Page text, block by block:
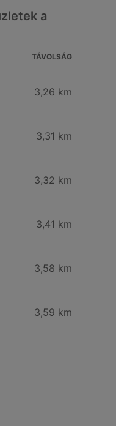
a
TÁVOLSÁG
3,26 km
3,31 km
3,32 km
3,41 km
3,58 km
3,59 km